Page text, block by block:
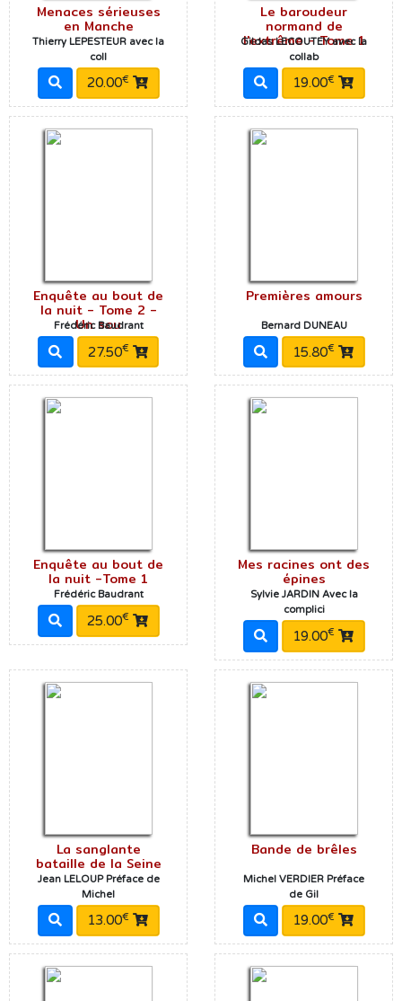
Menaces sérieuses
en Manche
Thierry LEPESTEUR avec la
coll
20.00€
Le baroudeur
normand de
l'extrême - Tome 1
Gildas LECOUTEY avec la
collab
19.00€
Enquête au bout de
la nuit - Tome 2 -
Un sou
Frédéric Baudrant
27.50€
Premières amours
Bernard DUNEAU
15.80€
Enquête au bout de
la nuit -Tome 1
Frédéric Baudrant
25.00€
Mes racines ont des
épines
Sylvie JARDIN Avec la
complici
19.00€
La sanglante
bataille de la Seine
Jean LELOUP Préface de
Michel
13.00€
Bande de brêles
Michel VERDIER Préface
de Gil
19.00€